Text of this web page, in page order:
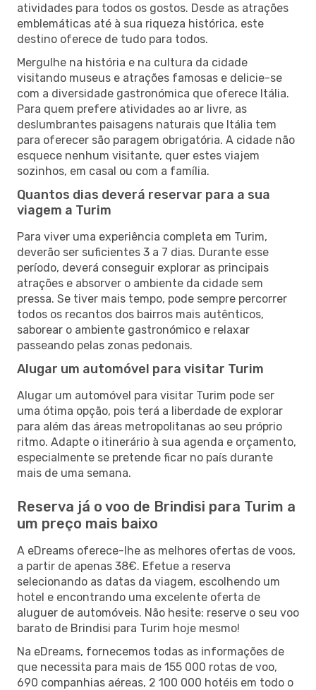
atividades para todos os gostos. Desde as atrações
emblemáticas até à sua riqueza histórica, este
destino oferece de tudo para todos.
Mergulhe na história e na cultura da cidade
visitando museus e atrações famosas e delicie-se
com a diversidade gastronómica que oferece Itália.
Para quem prefere atividades ao ar livre, as
deslumbrantes paisagens naturais que Itália tem
para oferecer são paragem obrigatória. A cidade não
esquece nenhum visitante, quer estes viajem
sozinhos, em casal ou com a família.
Quantos dias deverá reservar para a sua
viagem a Turim
Para viver uma experiência completa em Turim,
deverão ser suficientes 3 a 7 dias. Durante esse
período, deverá conseguir explorar as principais
atrações e absorver o ambiente da cidade sem
pressa. Se tiver mais tempo, pode sempre percorrer
todos os recantos dos bairros mais autênticos,
saborear o ambiente gastronómico e relaxar
passeando pelas zonas pedonais.
Alugar um automóvel para visitar Turim
Alugar um automóvel para visitar Turim pode ser
uma ótima opção, pois terá a liberdade de explorar
para além das áreas metropolitanas ao seu próprio
ritmo. Adapte o itinerário à sua agenda e orçamento,
especialmente se pretende ficar no país durante
mais de uma semana.
Reserva já o voo de Brindisi para Turim a
um preço mais baixo
A eDreams oferece-lhe as melhores ofertas de voos,
a partir de apenas 38€. Efetue a reserva
selecionando as datas da viagem, escolhendo um
hotel e encontrando uma excelente oferta de
aluguer de automóveis. Não hesite: reserve o seu voo
barato de Brindisi para Turim hoje mesmo!
Na eDreams, fornecemos todas as informações de
que necessita para mais de 155 000 rotas de voo,
690 companhias aéreas, 2 100 000 hotéis em todo o